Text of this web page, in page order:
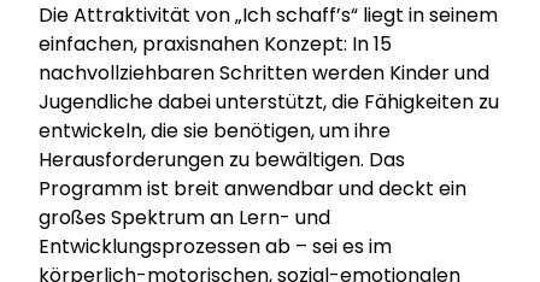
Die Attraktivität von „Ich schaff’s“ liegt in seinem
einfachen, praxisnahen Konzept: In 15
nachvollziehbaren Schritten werden Kinder und
Jugendliche dabei unterstützt, die Fähigkeiten zu
entwickeln, die sie benötigen, um ihre
Herausforderungen zu bewältigen. Das
Programm ist breit anwendbar und deckt ein
großes Spektrum an Lern- und
Entwicklungsprozessen ab – sei es im
körperlich-motorischen, sozial-emotionalen